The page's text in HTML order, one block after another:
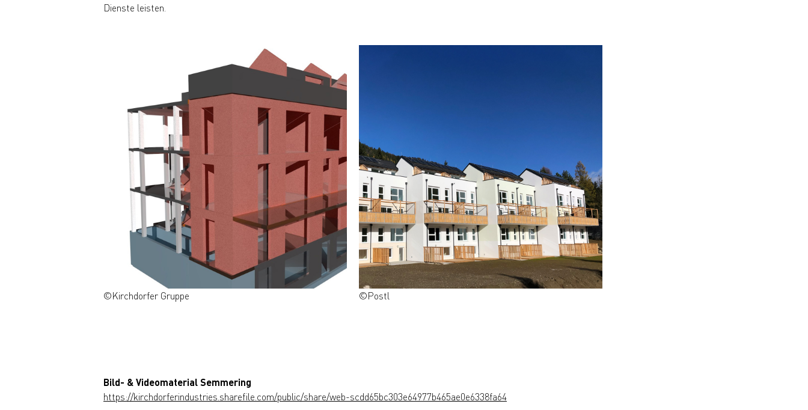
Dienste leisten.
©Kirchdorfer Gruppe ©Postl
Bild- & Videomaterial Semmering
https://kirchdorferindustries.sharefile.com/public/share/web-scdd65bc303e64977b465ae0e6338fa64